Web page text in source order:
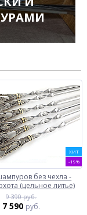
ХИТ
-19%
без чехла -
(цельное литье)
9 390 руб.
7 590 руб.